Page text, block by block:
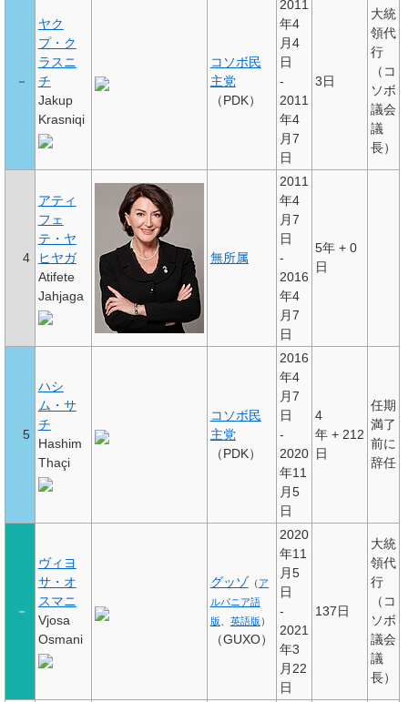
－
ヤク
プ・ク
ラスニ
チ
Jakup
Krasniqi
コソボ民
主党
（PDK）
2011
年4
月4
日
-
2011
年4
月7
日
3日
大統
領代
行
（コ
ソボ
議会
議
長）
4
アティ
フェ
テ・ヤ
ヒヤガ
Atifete
Jahjaga
無所属
2011
年4
月7
日
-
2016
年4
月7
日
5年 + 0
日
5
ハシ
ム・サ
チ
Hashim
Thaçi
コソボ民
主党
（PDK）
2016
年4
月7
日
-
2020
年11
月5
日
4
年 + 212
日
任期
満了
前に
辞任
－
ヴィヨ
サ・オ
スマニ
Vjosa
Osmani
グッゾ （ ア
ルバニア語
版
英語版 ）
（GUXO）
2020
年11
月5
日
-
2021
年3
月22
日
137日
大統
領代
行
（コ
ソボ
議会
議
長）